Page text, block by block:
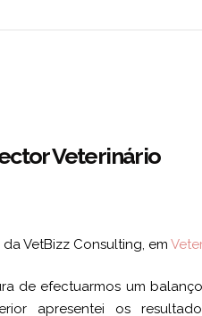
Veterinário
VetBizz Consulting, em
de efectuarmos um
apresentei os